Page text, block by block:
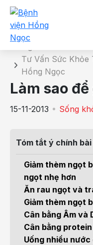
Chi tiết bài tư
Tư Vấn Sức Khỏe
Hồng Ngọc
Làm sao
15-11-2013 Sống
Tóm tắt ý chính
Giảm thèm ngọt
ngọt nhẹ hơn
Ăn rau ngọt và
Giảm thèm ngọt
Cân bằng Âm và
Cân bằng
Uống nhiều